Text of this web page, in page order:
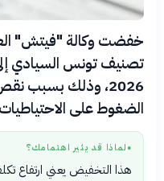
خفضت وكالة "فيتش"
2026، وذلك بسبب
الضغوط على
● لماذا قد يثير اهتمامك؟
هذا التخفيض يعني ارتفاع